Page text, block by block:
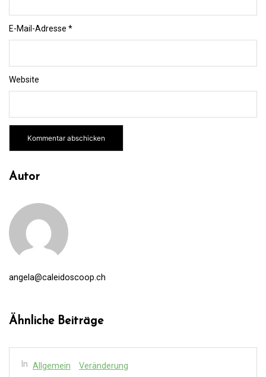
E-Mail-Adresse *
Website
Autor
angela@caleidoscoop.ch
Ähnliche Beiträge
In Allgemein Veränderung